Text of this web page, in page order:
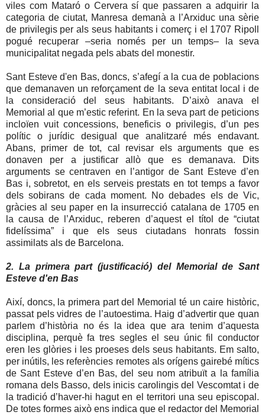
viles com Mataró o Cervera sí que passaren a adquirir la
categoria de ciutat, Manresa demanà a l’Arxiduc una sèrie
de privilegis per als seus habitants i comerç i el 1707 Ripoll
pogué recuperar –seria només per un temps– la seva
municipalitat negada pels abats del monestir.
Sant Esteve d'en Bas, doncs, s’afegí a la cua de poblacions
que demanaven un reforçament de la seva entitat local i de
la consideració del seus habitants. D’això anava el
Memorial al que m’estic referint. En la seva part de peticions
incloïen vuit concessions, beneficis o privilegis, d’un pes
polític o jurídic desigual que analitzaré més endavant.
Abans, primer de tot, cal revisar els arguments que es
donaven per a justificar allò que es demanava. Dits
arguments se centraven en l’antigor de Sant Esteve d’en
Bas i, sobretot, en els serveis prestats en tot temps a favor
dels sobirans de cada moment. No debades els de Vic,
gràcies al seu paper en la insurrecció catalana de 1705 en
la causa de l’Arxiduc, reberen d’aquest el títol de “ciutat
fidelíssima” i que els seus ciutadans honrats fossin
assimilats als de Barcelona.
2. La primera part (justificació) del Memorial de Sant
Esteve d'en Bas
Així, doncs, la primera part del Memorial té un caire històric,
passat pels vidres de l’autoestima. Haig d’advertir que quan
parlem d’història no és la idea que ara tenim d’aquesta
disciplina, perquè fa tres segles el seu únic fil conductor
eren les glòries i les proeses dels seus habitants. Em salto,
per inútils, les referències remotes als orígens gairebé mítics
de Sant Esteve d’en Bas, del seu nom atribuït a la família
romana dels Basso, dels inicis carolingis del Vescomtat i de
la tradició d’haver-hi hagut en el territori una seu episcopal.
De totes formes això ens indica que el redactor del Memorial